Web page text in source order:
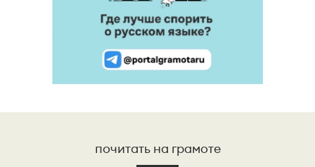
почитать на грамоте